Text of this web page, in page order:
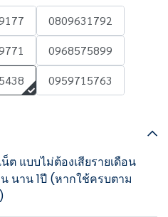
0809631792
0968575899
0959715763
ต แบบไม่ต้องเสียรายเดือน
นาน 1ปี (หากใช้ครบตาม